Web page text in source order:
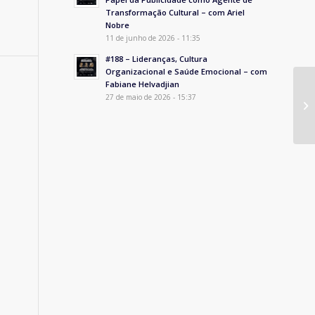
Transformação Cultural – com Ariel
Nobre
11 de junho de 2026 - 11:35
#188 – Lideranças, Cultura
Organizacional e Saúde Emocional – com
Fabiane Helvadjian
27 de maio de 2026 - 15:37